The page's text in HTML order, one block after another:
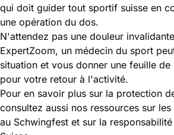
qui doit guider tout sportif suisse en
une opération du dos.
N'attendez pas une douleur
ExpertZoom, un médecin du sport
situation et vous donner une feuille
pour votre retour à l'activité.
Pour en savoir plus sur la protection
consultez aussi nos ressources sur les
au Schwingfest et sur la